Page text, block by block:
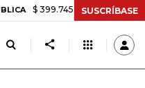
$ 399.745,16 +$ 2.295,71
SUSCRÍBASE